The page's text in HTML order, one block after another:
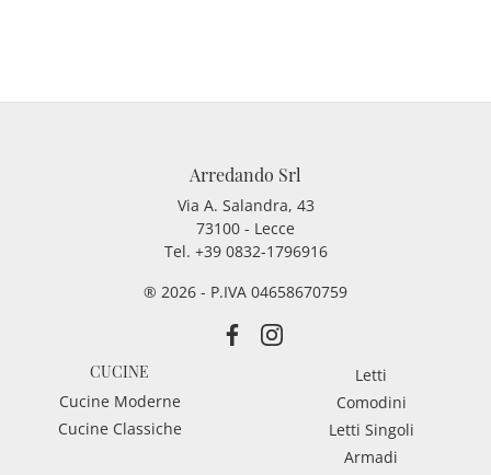
Arredando Srl
Via A. Salandra, 43
73100 - Lecce
Tel. +39 0832-1796916
® 2026 - P.IVA 04658670759
CUCINE
Cucine Moderne
Cucine Classiche
Letti
Comodini
Letti Singoli
Armadi